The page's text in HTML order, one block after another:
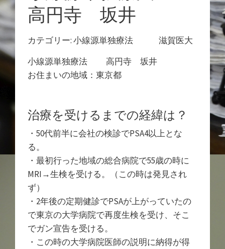
高円寺 坂井
カテゴリー: 小線源単独療法 滋賀医大
小線源単独療法 高円寺 坂井
お住まいの地域：東京都
治療を受けるまでの経緯は？
・50代前半に会社の検診でPSA4以上とな
る。
・最初行った地域の総合病院で55歳の時に
MRI→生検を受ける。（この時は発見され
ず）
・2年後の定期健診でPSAが上がっていたの
で東京の大学病院で再度生検を受け、そこ
でガン宣告を受ける。
・この時の大学病院医師の説明に納得が得